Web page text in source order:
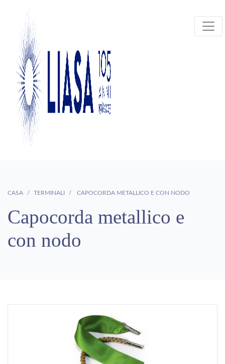
CASA TERMINALI CAPOCORDA METALLICO E CON NODO
Capocorda metallico e
con nodo